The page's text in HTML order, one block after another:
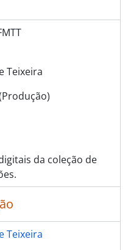
Teixeira
da coleção de
Teixeira